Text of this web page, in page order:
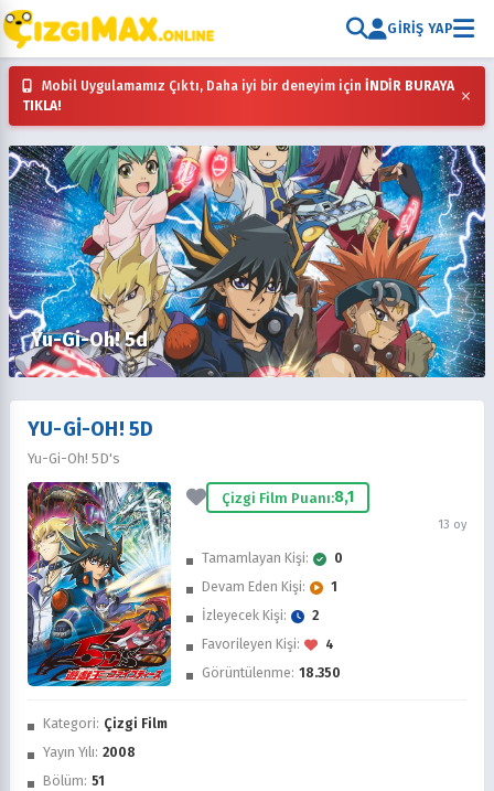
GIRIŞ YAP
Mobil Uygulamamız Çıktı, Daha iyi bir deneyim için İNDİR BURAYA
TIKLA!
×
Yu-Gi-Oh! 5d
İzledim
Favorilere Ekle
Sonra İzle
YU-GI-OH! 5D
Yu-Gi-Oh! 5D's
Çizgi Film Puanı:8,1
13 oy
Kategori: Çizgi Film
Yayın Yılı: 2008
Bölüm: 51
Tamamlayan Kişi:
0
Devam Eden Kişi:
1
İzleyecek Kişi:
2
Favorileyen Kişi:
4
Görüntülenme: 18.350